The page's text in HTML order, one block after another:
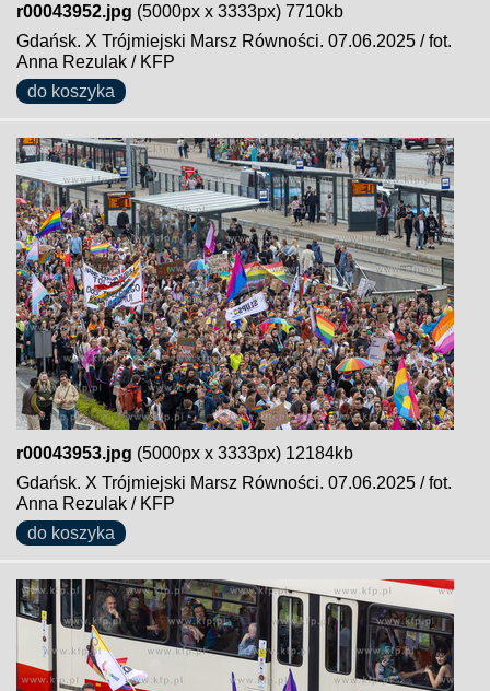
r00043952.jpg (5000px x 3333px) 7710kb
Gdańsk. X Trójmiejski Marsz Równości. 07.06.2025 / fot.
Anna Rezulak / KFP
do koszyka
r00043953.jpg (5000px x 3333px) 12184kb
Gdańsk. X Trójmiejski Marsz Równości. 07.06.2025 / fot.
Anna Rezulak / KFP
do koszyka